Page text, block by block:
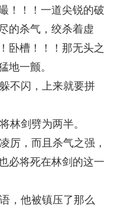
！！！一道尖锐的破
的杀气，绞杀着虚
卧槽！！！那无头之
地一颤。
不闪，上来就要拼
林剑劈为两半。
厉，而且杀气之强，
必将死在林剑的这一
，他被镇压了那么